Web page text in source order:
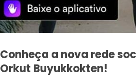
Conheça a nova rede
Orkut Buyukkokten!